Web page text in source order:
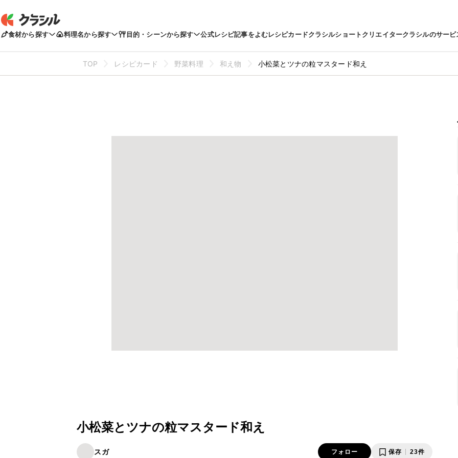
食材から探す 料理名から探す 目的・シーンから探す 公式レシピ記事をよむレシピカードクラシルショートクリエイタークラシルのサービ
TOP レシピカード 野菜料理 和え物 小松菜とツナの粒マスタード和え
小松菜とツナの粒マスタード和え
スガ フォロー 保存 23件